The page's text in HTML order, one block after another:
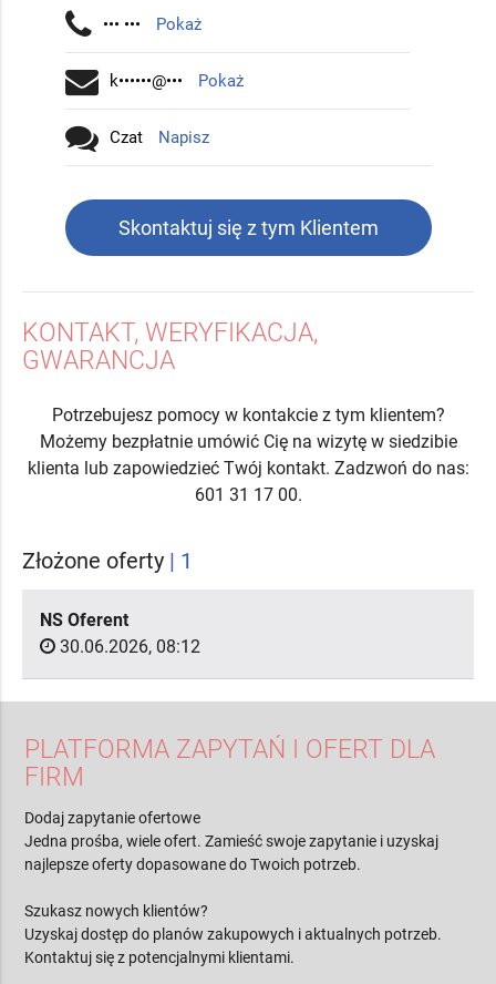
••• ••• Pokaż
k••••••@••• Pokaż
Czat Napisz
Skontaktuj się z tym Klientem
KONTAKT, WERYFIKACJA,
GWARANCJA
Potrzebujesz pomocy w kontakcie z tym klientem?
Możemy bezpłatnie umówić Cię na wizytę w siedzibie
klienta lub zapowiedzieć Twój kontakt. Zadzwoń do nas:
601 31 17 00.
Złożone oferty | 1
NS Oferent
30.06.2026, 08:12
PLATFORMA ZAPYTAŃ I OFERT DLA
FIRM
Dodaj zapytanie ofertowe
Jedna prośba, wiele ofert. Zamieść swoje zapytanie i uzyskaj
najlepsze oferty dopasowane do Twoich potrzeb.
Szukasz nowych klientów?
Uzyskaj dostęp do planów zakupowych i aktualnych potrzeb.
Kontaktuj się z potencjalnymi klientami.